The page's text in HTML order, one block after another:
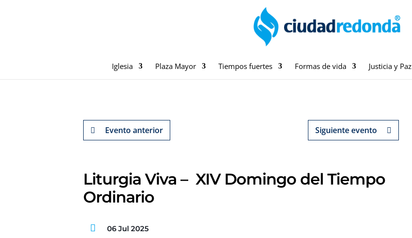
Iglesia Plaza Mayor Tiempos fuertes Formas de vida Justicia y Paz
Evento anterior Siguiente evento
Liturgia Viva – XIV Domingo del Tiempo
Ordinario
06 Jul 2025